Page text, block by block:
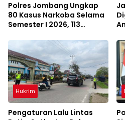
Polres Jombang Ungkap
80 Kasus Narkoba Selama
Semester I 2026, 113
Hukrim
Pengaturan Lalu Lintas